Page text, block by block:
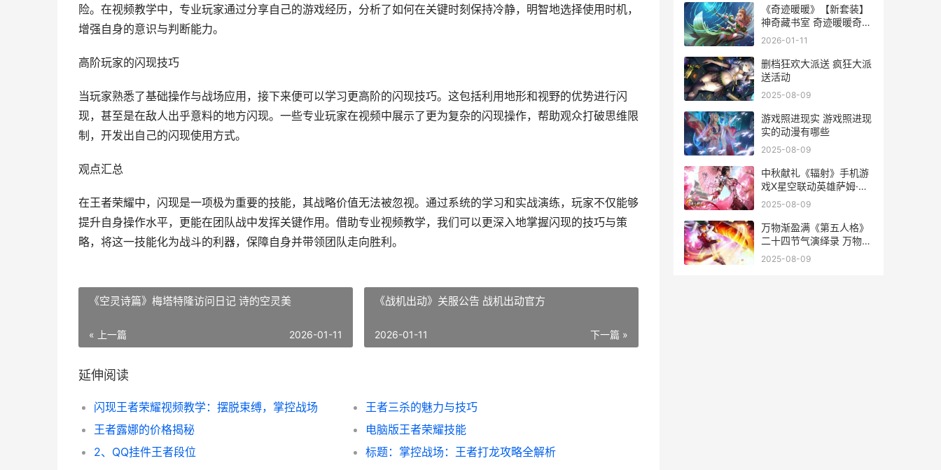
险。在视频教学中，专业玩家通过分享自己的游戏经历，分析了如何在关键时刻保持冷静，明智地选择使用时机，
增强自身的意识与判断能力。
高阶玩家的闪现技巧
当玩家熟悉了基础操作与战场应用，接下来便可以学习更高阶的闪现技巧。这包括利用地形和视野的优势进行闪
现，甚至是在敌人出乎意料的地方闪现。一些专业玩家在视频中展示了更为复杂的闪现操作，帮助观众打破思维限
制，开发出自己的闪现使用方式。
观点汇总
在王者荣耀中，闪现是一项极为重要的技能，其战略价值无法被忽视。通过系统的学习和实战演练，玩家不仅能够
提升自身操作水平，更能在团队战中发挥关键作用。借助专业视频教学，我们可以更深入地掌握闪现的技巧与策
略，将这一技能化为战斗的利器，保障自身并带领团队走向胜利。
《空灵诗篇》梅塔特隆访问日记 诗的空灵美
« 上一篇 2026-01-11
《战机出动》关服公告 战机出动官方
下一篇 »
2026-01-11
延伸阅读
闪现王者荣耀视频教学：摆脱束缚，掌控战场
王者三杀的魅力与技巧
王者露娜的价格揭秘
电脑版王者荣耀技能
2、QQ挂件王者段位
标题：掌控战场：王者打龙攻略全解析
《奇迹暖暖》【新套装】
神奇藏书室 奇迹暖暖奇幻
童话园高分搭配
2026-01-11
删档狂欢大派送 疯狂大派
送活动
2025-08-09
游戏照进现实 游戏照进现
实的动漫有哪些
2025-08-09
中秋献礼《辐射》手机游
戏X星空联动英雄萨姆·科
来袭 献礼中秋国庆
2025-08-09
万物渐盈满《第五人格》
二十四节气演绎录 万物渐
盈满,恬澹随人心的意思
2025-08-09